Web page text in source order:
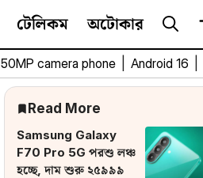
টেলিকম অটোকার
50MP camera phone Android 16
Read More
Samsung Galaxy
F70 Pro 5G পরশু লঞ্চ
হচ্ছে, দাম শুরু ২৫৯৯৯